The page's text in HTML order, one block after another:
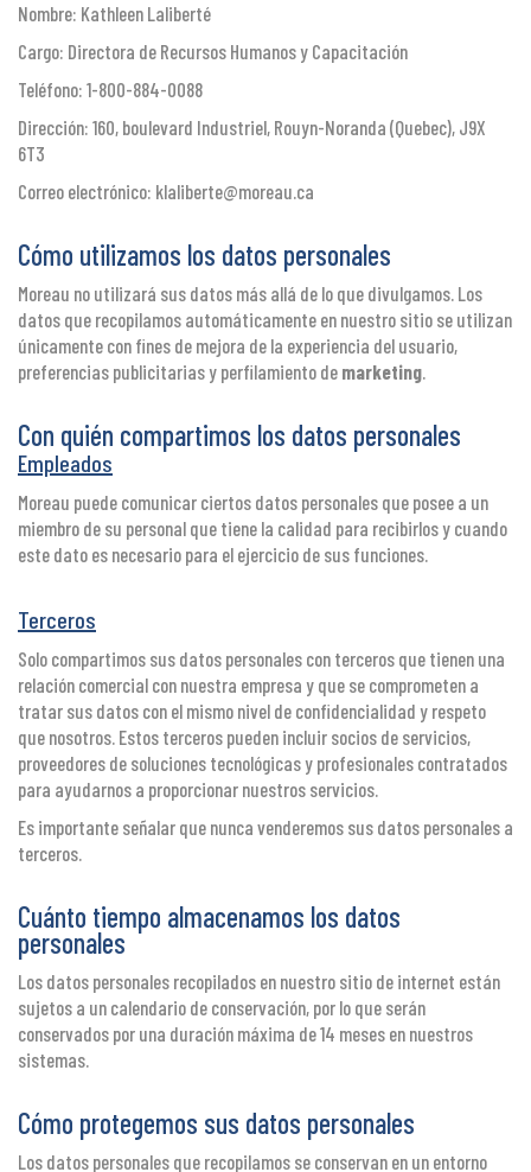
Nombre: Kathleen Laliberté
Cargo: Directora de Recursos Humanos y Capacitación
Teléfono: 1-800-884-0088
Dirección: 160, boulevard Industriel, Rouyn-Noranda (Quebec), J9X
6T3
Correo electrónico: klaliberte@moreau.ca
Cómo utilizamos los datos personales
Moreau no utilizará sus datos más allá de lo que divulgamos. Los
datos que recopilamos automáticamente en nuestro sitio se utilizan
únicamente con fines de mejora de la experiencia del usuario,
preferencias publicitarias y perfilamiento de marketing.
Con quién compartimos los datos personales
Empleados
Moreau puede comunicar ciertos datos personales que posee a un
miembro de su personal que tiene la calidad para recibirlos y cuando
este dato es necesario para el ejercicio de sus funciones.
Terceros
Solo compartimos sus datos personales con terceros que tienen una
relación comercial con nuestra empresa y que se comprometen a
tratar sus datos con el mismo nivel de confidencialidad y respeto
que nosotros. Estos terceros pueden incluir socios de servicios,
proveedores de soluciones tecnológicas y profesionales contratados
para ayudarnos a proporcionar nuestros servicios.
Es importante señalar que nunca venderemos sus datos personales a
terceros.
Cuánto tiempo almacenamos los datos
personales
Los datos personales recopilados en nuestro sitio de internet están
sujetos a un calendario de conservación, por lo que serán
conservados por una duración máxima de 14 meses en nuestros
sistemas.
Cómo protegemos sus datos personales
Los datos personales que recopilamos se conservan en un entorno